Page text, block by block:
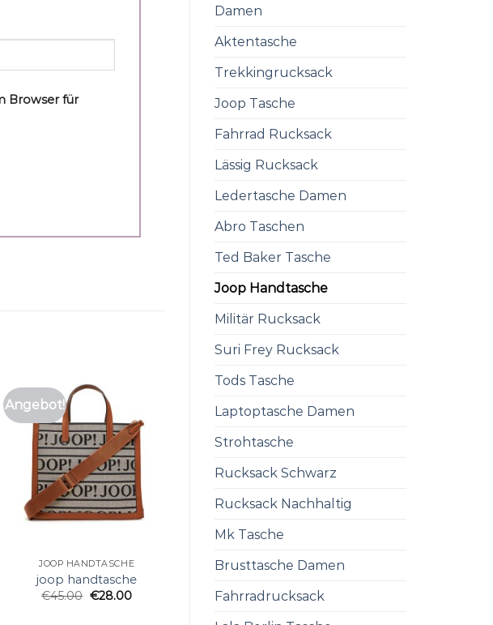
Damen
Aktentasche
Trekkingrucksack
Joop Tasche
Fahrrad Rucksack
Lässig Rucksack
Ledertasche Damen
Abro Taschen
Ted Baker Tasche
Joop Handtasche
Militär Rucksack
Suri Frey Rucksack
Tods Tasche
Laptoptasche Damen
Strohtasche
Rucksack Schwarz
Rucksack Nachhaltig
Mk Tasche
Brusttasche Damen
Fahrradrucksack
Browser für
Angebot!
JOOP HANDTASCHE
joop handtasche
€45.00 €28.00